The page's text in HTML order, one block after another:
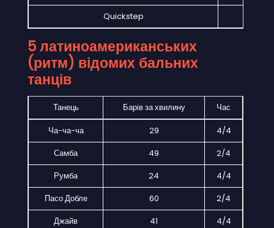
Quickstep
5 латиноамериканських
(ритм) відомих бальних
танців
Танець Барів за хвилину
Час
Ча-ча-ча
29
4/4
Самба
49
2/4
Румба
24
4/4
Пасо Добле
60
2/4
Джайв
41 4/4